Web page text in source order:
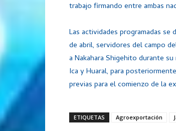
trabajo firmando entre ambas
Las actividades programadas se
de abril, servidores del campo
a Nakahara Shigehito durante
Ica y Huaral, para
previas para el comienzo de la
ETIQUETAS Agroexportación